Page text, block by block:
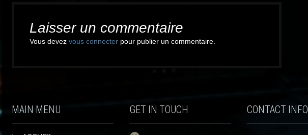
Laisser un commentaire
Vous devez vous connecter pour publier un commentaire.
MAIN MENU GET IN TOUCH CONTACT INFO